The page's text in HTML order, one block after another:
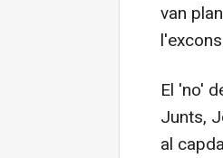
van
El 'no'
Junts,
al